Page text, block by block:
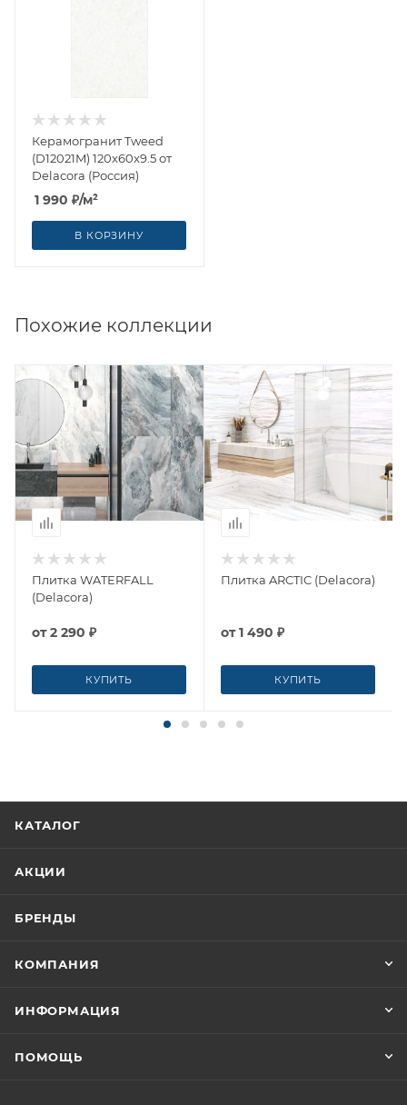
Керамогранит Tweed
(D12021M) 120x60x9.5 от
Delacora (Россия)
1 990 ₽/м²
В КОРЗИНУ
Похожие коллекции
Плитка WATERFALL
(Delacora)
от2 290 ₽
КУПИТЬ
Плитка ARCTIC (Delacora)
от1 490 ₽
КУПИТЬ
КАТАЛОГ
АКЦИИ
БРЕНДЫ
КОМПАНИЯ
ИНФОРМАЦИЯ
ПОМОЩЬ